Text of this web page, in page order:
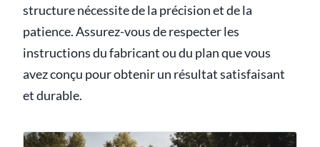
structure nécessite de la précision et de la
patience. Assurez-vous de respecter les
instructions du fabricant ou du plan que vous
avez conçu pour obtenir un résultat satisfaisant
et durable.